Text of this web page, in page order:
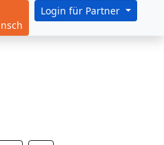
Login für Partner